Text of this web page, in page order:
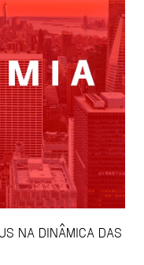
NA DINÂMICA DAS